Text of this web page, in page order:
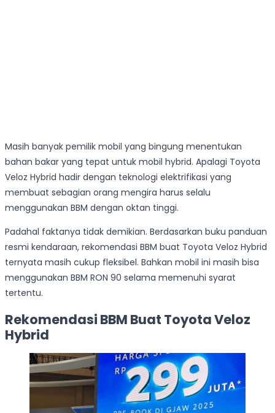
Masih banyak pemilik mobil yang bingung menentukan
bahan bakar yang tepat untuk mobil hybrid. Apalagi Toyota
Veloz Hybrid hadir dengan teknologi elektrifikasi yang
membuat sebagian orang mengira harus selalu
menggunakan BBM dengan oktan tinggi.
Padahal faktanya tidak demikian. Berdasarkan buku panduan
resmi kendaraan, rekomendasi BBM buat Toyota Veloz Hybrid
ternyata masih cukup fleksibel. Bahkan mobil ini masih bisa
menggunakan BBM RON 90 selama memenuhi syarat
tertentu.
Rekomendasi BBM Buat Toyota Veloz
Hybrid